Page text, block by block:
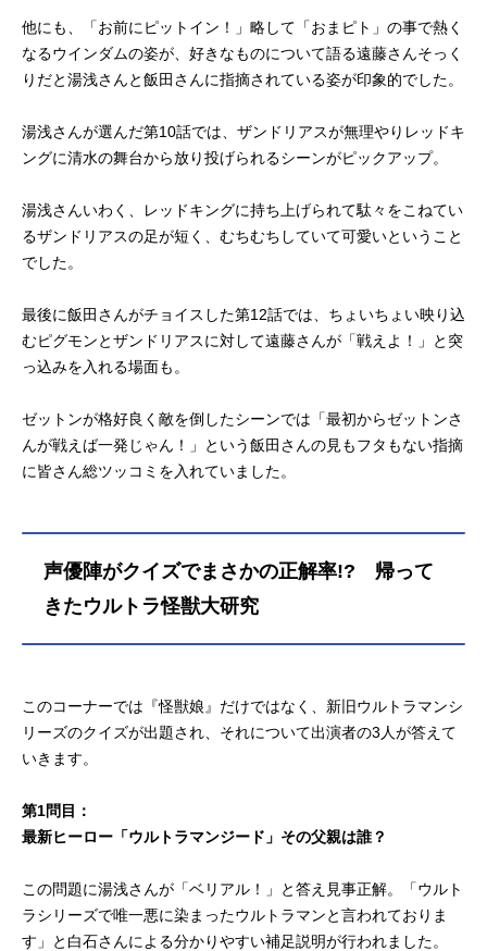
他にも、「お前にピットイン！」略して「おまピト」の事で熱く
なるウインダムの姿が、好きなものについて語る遠藤さんそっく
りだと湯浅さんと飯田さんに指摘されている姿が印象的でした。
湯浅さんが選んだ第10話では、ザンドリアスが無理やりレッドキ
ングに清水の舞台から放り投げられるシーンがピックアップ。
湯浅さんいわく、レッドキングに持ち上げられて駄々をこねてい
るザンドリアスの足が短く、むちむちしていて可愛いということ
でした。
最後に飯田さんがチョイスした第12話では、ちょいちょい映り込
むピグモンとザンドリアスに対して遠藤さんが「戦えよ！」と突
っ込みを入れる場面も。
ゼットンが格好良く敵を倒したシーンでは「最初からゼットンさ
んが戦えば一発じゃん！」という飯田さんの見もフタもない指摘
に皆さん総ツッコミを入れていました。
声優陣がクイズでまさかの正解率!? 帰って
きたウルトラ怪獣大研究
このコーナーでは『怪獣娘』だけではなく、新旧ウルトラマンシ
リーズのクイズが出題され、それについて出演者の3人が答えて
いきます。
第1問目：
最新ヒーロー「ウルトラマンジード」その父親は誰？
この問題に湯浅さんが「ベリアル！」と答え見事正解。「ウルト
ラシリーズで唯一悪に染まったウルトラマンと言われておりま
す」と白石さんによる分かりやすい補足説明が行われました。